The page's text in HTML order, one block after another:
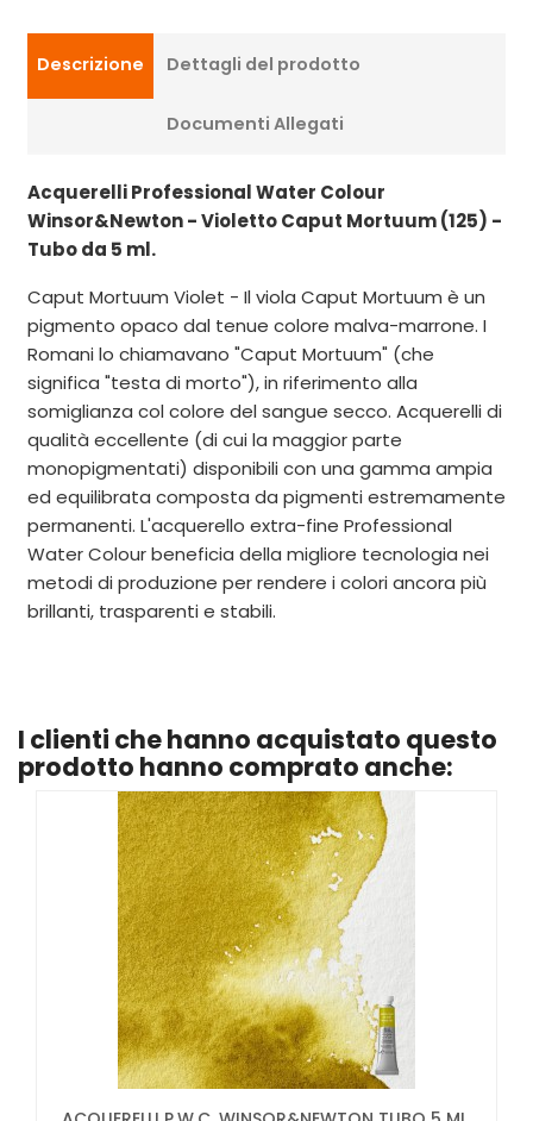
Descrizione Dettagli del prodotto
Documenti Allegati
Acquerelli Professional Water Colour
Winsor&Newton - Violetto Caput Mortuum (125) -
Tubo da 5 ml.
Caput Mortuum Violet - Il viola Caput Mortuum è un
pigmento opaco dal tenue colore malva-marrone. I
Romani lo chiamavano "Caput Mortuum" (che
significa "testa di morto"), in riferimento alla
somiglianza col colore del sangue secco. Acquerelli di
qualità eccellente (di cui la maggior parte
monopigmentati) disponibili con una gamma ampia
ed equilibrata composta da pigmenti estremamente
permanenti. L'acquerello extra-fine Professional
Water Colour beneficia della migliore tecnologia nei
metodi di produzione per rendere i colori ancora più
brillanti, trasparenti e stabili.
I clienti che hanno acquistato questo
prodotto hanno comprato anche: